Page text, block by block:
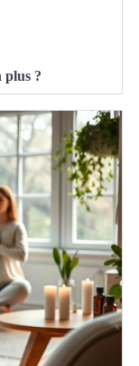
plus ?